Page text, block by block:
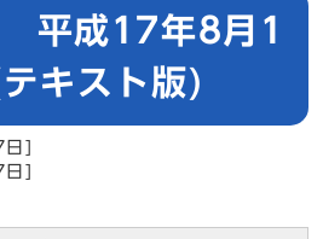
平成17年8月1
キスト版)
]
]